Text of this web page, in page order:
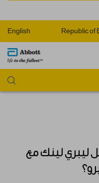
Republic
English
لينك مع